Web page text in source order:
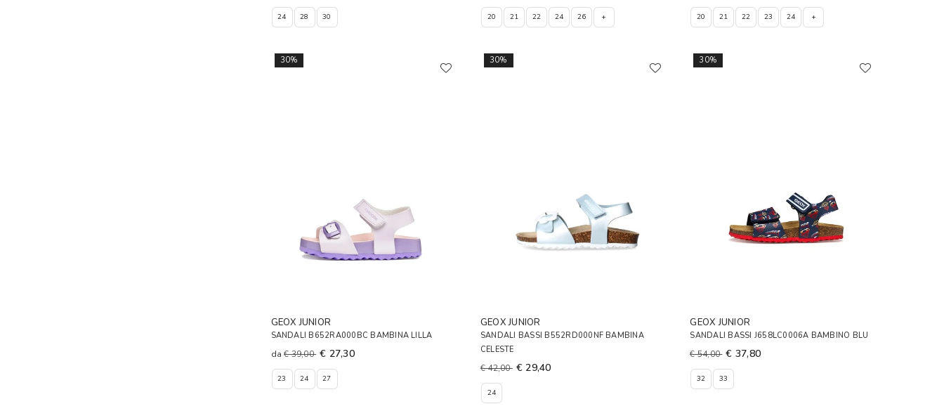
24 28 30 20 21 22 24 26 + 20 21 22 23 24 +
30%
GEOX JUNIOR
SANDALI B652RA000BC BAMBINA LILLA
da€ 39,00 € 27,30
23 24 27
30%
GEOX JUNIOR
SANDALI BASSI B552RD000NF BAMBINA
CELESTE
€ 42,00 € 29,40
24
30%
GEOX JUNIOR
SANDALI BASSI J658LC0006A BAMBINO BLU
€ 54,00 € 37,80
32 33